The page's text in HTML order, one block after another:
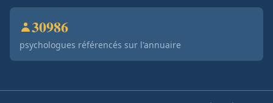
30986
psychologues référencés sur l'annuaire